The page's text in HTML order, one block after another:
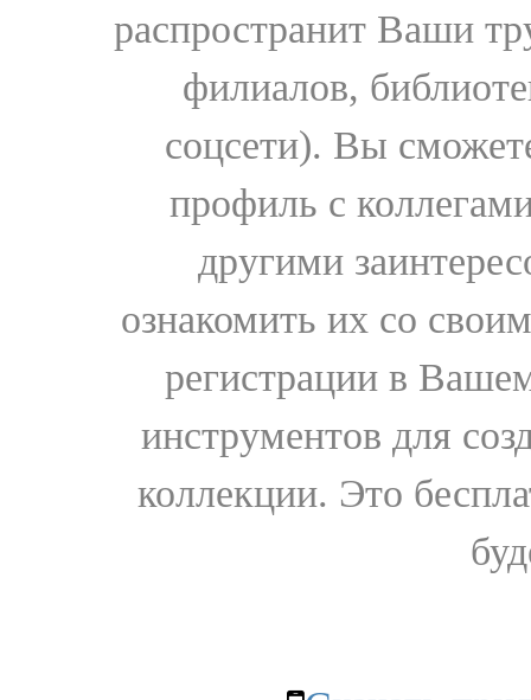
распространит Ваши
филиалов,
соцсети). Вы
профиль с
другими
ознакомить их со
регистрации в
инструментов для
коллекции. Это